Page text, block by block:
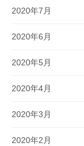
2020年7月
2020年6月
2020年5月
2020年4月
2020年3月
2020年2月